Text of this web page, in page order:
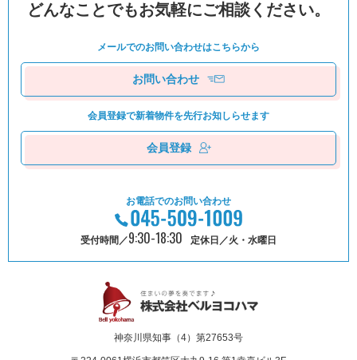
どんなことでもお気軽にご相談ください。
メールでのお問い合わせはこちらから
お問い合わせ
会員登録で新着物件を先⾏お知しらせます
会員登録
お電話でのお問い合わせ
受付時間／9:30-18:30 定休日／火・水曜日
神奈川県知事（4）第27653号